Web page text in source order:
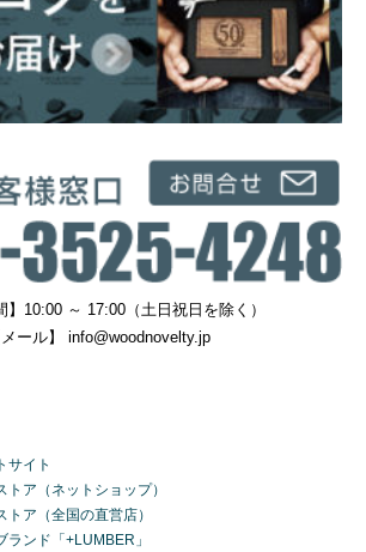
】10:00 ～ 17:00（土日祝日を除く）
メール】 info@woodnovelty.jp
サイト
ア（ネットショップ）
ア（全国の直営店）
ランド「+LUMBER」